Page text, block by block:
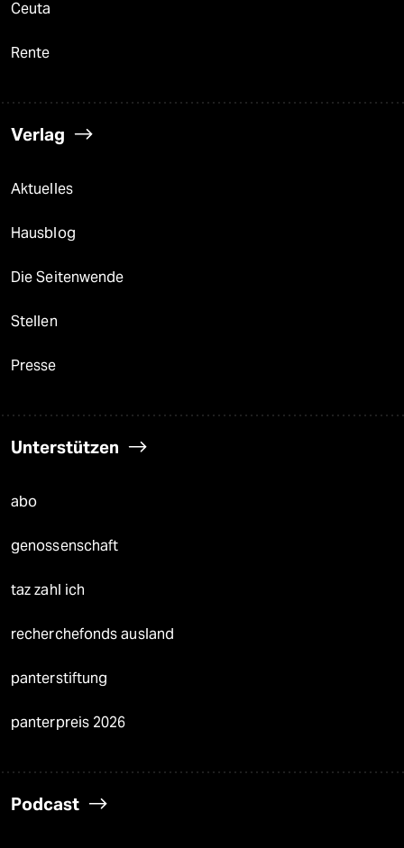
Ceuta
Rente
Verlag
Aktuelles
Hausblog
Die Seitenwende
Stellen
Presse
Unterstützen
abo
genossenschaft
taz zahl ich
recherchefonds ausland
panterstiftung
panterpreis 2026
Podcast